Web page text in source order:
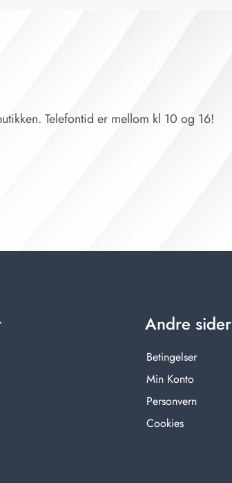
Telefontid er mellom kl 10 og 16!
Andre sider
Betingelser
Min Konto
Personvern
Cookies